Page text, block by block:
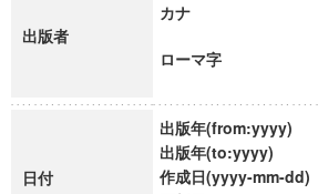
出版者
カナ
ローマ字
日付
出版年(from:yyyy)
出版年(to:yyyy)
作成日(yyyy-mm-dd)